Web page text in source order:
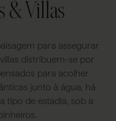
& Villas
para assegurar
distribuem-se por
para acolher
junto à água, há
tipo de estadia, sob a